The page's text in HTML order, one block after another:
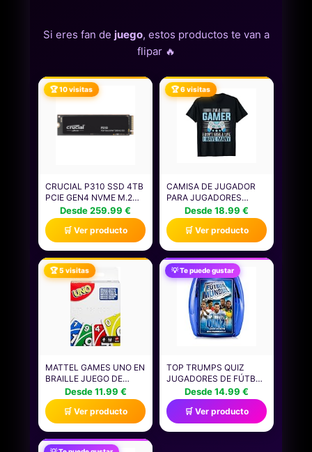
Si eres fan de juego, estos productos te van a
flipar 🔥
🏆 10 visitas
CRUCIAL P310 SSD 4TB
PCIE GEN4 NVME M.2
2280, DISCO INTERNO,
HASTA 7.100 MB/S,
COMPATIBLE CON
ORDENADOR PORTÁTIL
Y DE SOBREMESA &
CONSOLAS DE JUEGOS
PORTÁTILES -
CT4000P310SSD801
Desde 259.99 €
🛒 Ver producto
🏆 6 visitas
CAMISA DE JUGADOR
PARA JUGADORES
NIÑOS HOMBRES
VIDEOJUEGOS JUEGOS
CAMISETA
Desde 18.99 €
🛒 Ver producto
🏆 5 visitas
MATTEL GAMES UNO EN
BRAILLE JUEGO DE
CARTAS CON BARAJA
DISEÑADA
ESPECIALMENTE PARA
PERSONAS CIEGAS Y
CON BAJA VISIÓN, APTO
PARA NIÑOS Y NIÑAS, Y
Desde 11.99 €
🛒 Ver producto
💡 Te puede gustar
TOP TRUMPS QUIZ
JUGADORES DE FÚTBOL
- JUEGOS INFANTILES:
TRIVIA PARA 2+
JUGADORES DESDE 8
AÑOS - ¡ADIVINA
PREGUNTAS SOBRE TUS
Desde 14.99 €
🛒 Ver producto